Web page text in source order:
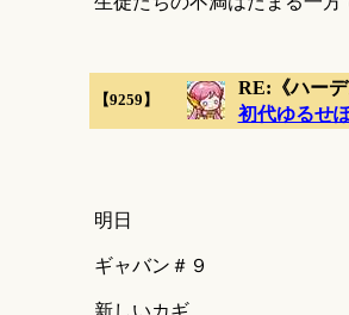
【9259】
RE:《ハーデ
初代ゆるせ
明日
ギャバン＃９
新しいカギ